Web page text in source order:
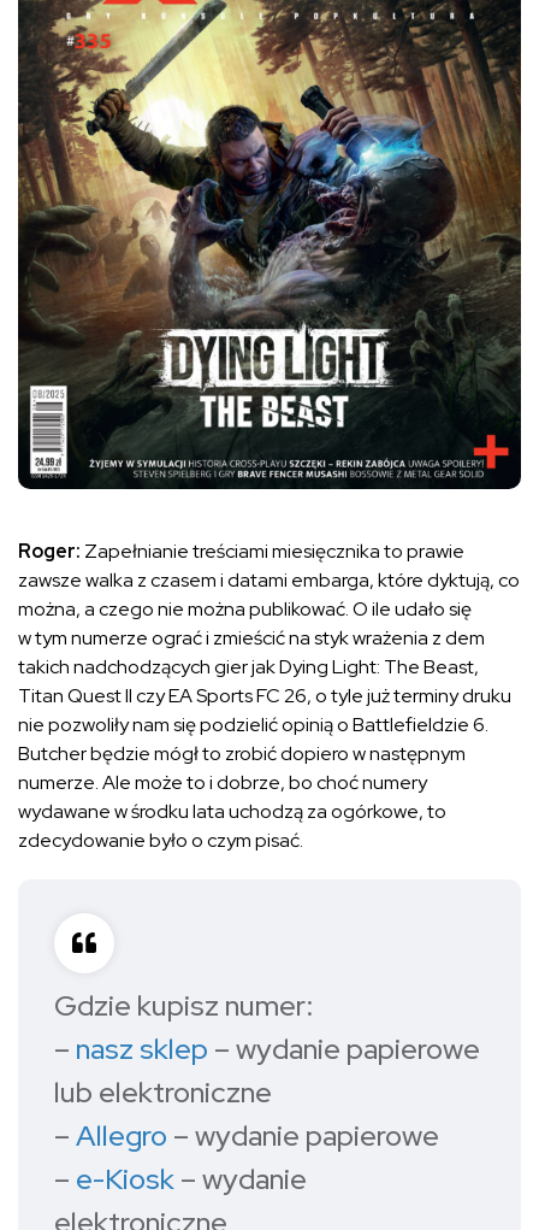
Roger: Zapełnianie treściami miesięcznika to prawie
zawsze walka z czasem i datami embarga, które dyktują, co
można, a czego nie można publikować. O ile udało się
w tym numerze ograć i zmieścić na styk wrażenia z dem
takich nadchodzących gier jak Dying Light: The Beast,
Titan Quest II czy EA Sports FC 26, o tyle już terminy druku
nie pozwoliły nam się podzielić opinią o Battlefieldzie 6.
Butcher będzie mógł to zrobić dopiero w następnym
numerze. Ale może to i dobrze, bo choć numery
wydawane w środku lata uchodzą za ogórkowe, to
zdecydowanie było o czym pisać.
Gdzie kupisz numer:
– nasz sklep – wydanie papierowe
lub elektroniczne
–Allegro – wydanie papierowe
– e-Kiosk– wydanie
elektroniczne